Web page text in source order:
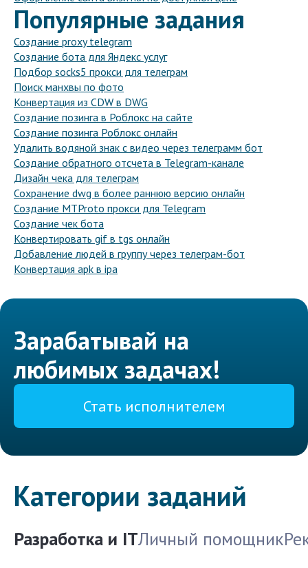
Популярные задания
Создание proxy telegram
Создание бота для Яндекс услуг
Подбор socks5 прокси для телеграм
Поиск манхвы по фото
Конвертация из CDW в DWG
Создание позинга в Роблокс на сайте
Создание позинга Роблокс онлайн
Удалить водяной знак с видео через телеграмм бот
Создание обратного отсчета в Telegram-канале
Дизайн чека для телеграм
Сохранение dwg в более раннюю версию онлайн
Создание MTProto прокси для Telegram
Создание чек бота
Конвертировать gif в tgs онлайн
Добавление людей в группу через телеграм-бот
Конвертация apk в ipa
Зарабатывай на
любимых задачах!
Стать исполнителем
Категории заданий
Разработка и ITЛичный помощник